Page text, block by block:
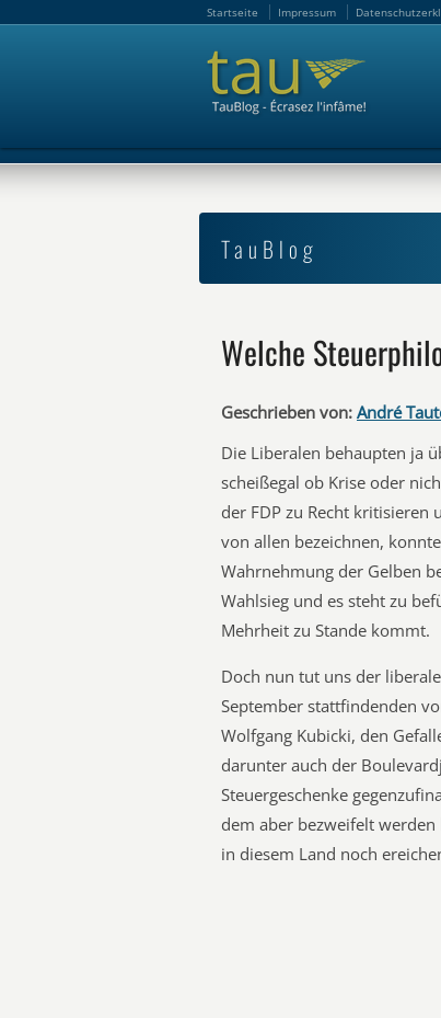
Startseite Impressum
TauBlog
Welche
Geschrieben von: André
Die Liberalen behaupten ja
scheißegal ob Krise oder
der FDP zu Recht kritisieren
von allen bezeichnen,
Wahrnehmung der Gelben
Wahlsieg und es steht zu
Mehrheit zu Stande kommt.
Doch nun tut uns der
September stattfindenden
Wolfgang Kubicki, den
darunter auch der
Steuergeschenke
dem aber bezweifelt
in diesem Land noch
Startseite Impressum